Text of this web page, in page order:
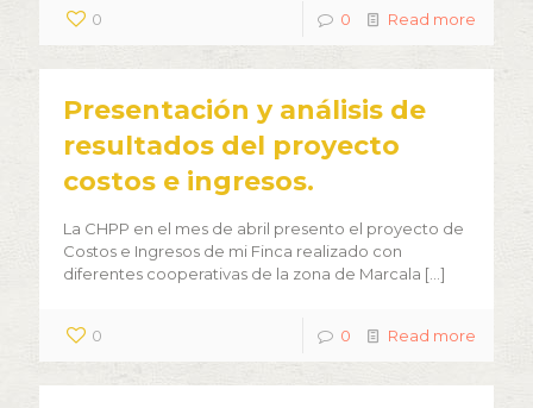
0 0 Read more
Presentación y análisis de
resultados del proyecto
costos e ingresos.
La CHPP en el mes de abril presento el proyecto de
Costos e Ingresos de mi Finca realizado con
diferentes cooperativas de la zona de Marcala […]
0 0 Read more